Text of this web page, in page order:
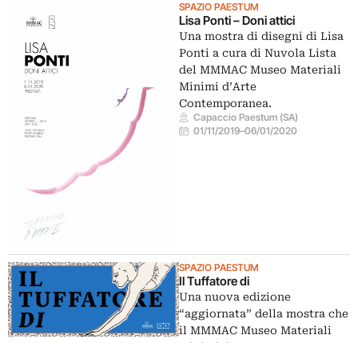
SPAZIO PAESTUM
Lisa Ponti – Doni attici
Una mostra di disegni di Lisa
Ponti a cura di Nuvola Lista
del MMMAC Museo Materiali
Minimi d’Arte
Contemporanea.
Capaccio Paestum (SA)
01/11/2019–06/01/2020
SPAZIO PAESTUM
Il Tuffatore di
Una nuova edizione
“aggiornata” della mostra che
il MMMAC Museo Materiali